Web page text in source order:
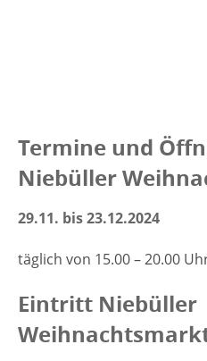
Termine und
Niebüller
29.11. bis 23.12.2024
täglich von 15.00 – 20.00
Eintritt Niebüller